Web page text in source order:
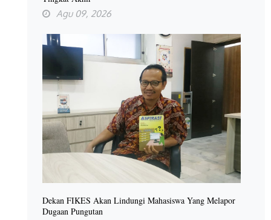
Agu 09, 2026
Dekan FIKES Akan Lindungi Mahasiswa Yang Melapor
Dugaan Pungutan